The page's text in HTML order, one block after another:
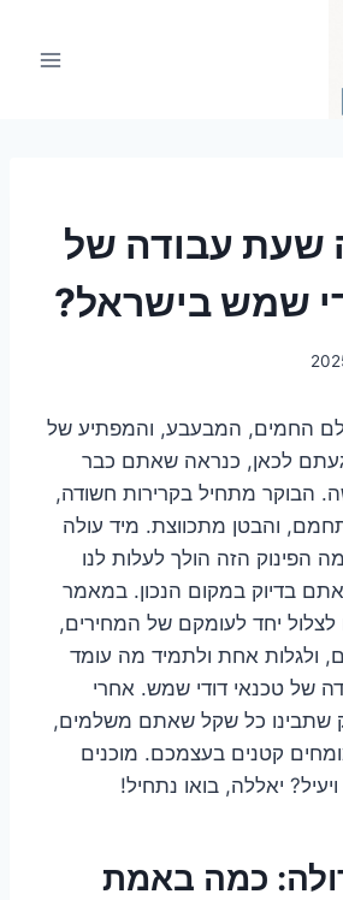
שעת עבודה של
שמש בישראל?
החמים, המבעבע, והמפתיע של
לכאן, כנראה שאתם כבר
הבוקר מתחיל בקרירות חשודה,
והבטן מתכווצת. מיד עולה
הפינוק הזה הולך לעלות לנו
בדיוק במקום הנכון. במאמר
לצלול יחד לעומקם של המחירים,
ולגלות אחת ולתמיד מה עומד
של טכנאי דודי שמש. אחרי
שתבינו כל שקל שאתם משלמים,
קטנים בעצמכם. מוכנים
יאללה, בואו נתחיל!
כמה באמת